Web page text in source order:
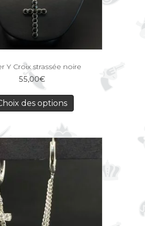
Y Croix strassée noire
55,00€
des options